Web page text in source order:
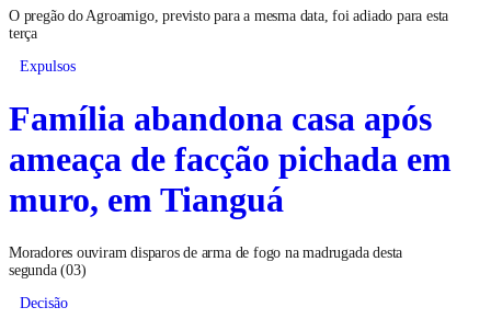
O pregão do Agroamigo, previsto para a mesma data, foi adiado para esta
terça
Expulsos
Família abandona casa após
ameaça de facção pichada em
muro, em Tianguá
Moradores ouviram disparos de arma de fogo na madrugada desta
segunda (03)
Decisão